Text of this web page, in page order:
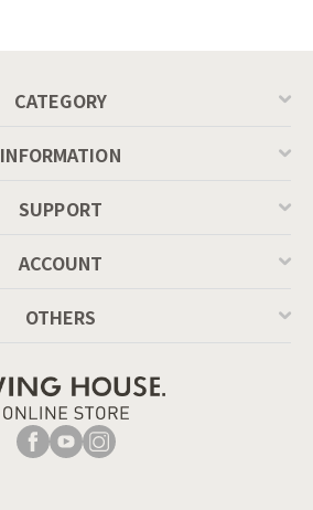
CATEGORY
INFORMATION
SUPPORT
ACCOUNT
OTHERS